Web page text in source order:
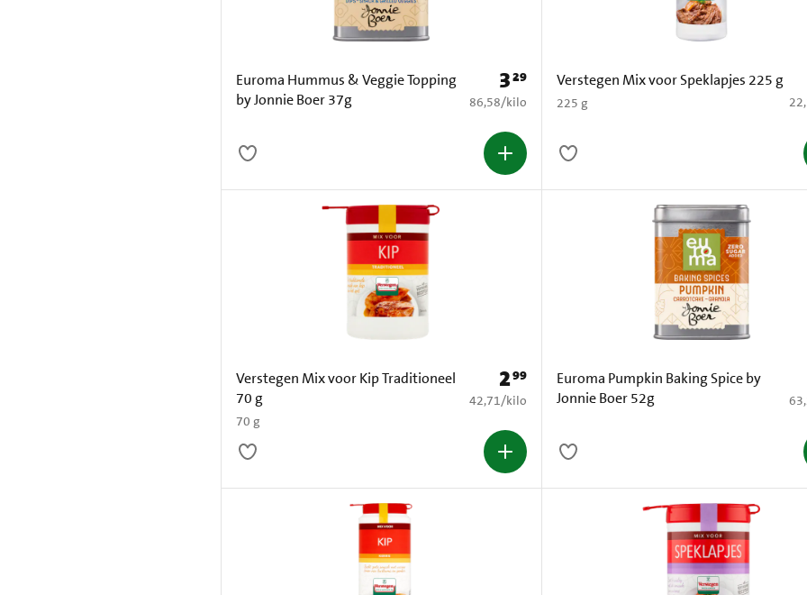
Euroma Hummus & Veggie Topping
by Jonnie Boer 37g
Prijs: € 3,29
329
€ 86,58 per kilo
86,58/kilo
Verstegen Mix voor Speklapjes 225 g
225 g
€
Verstegen Mix voor Kip Traditioneel
70 g
70 g
Prijs: € 2,99
299
€ 42,71 per kilo
42,71/kilo
Euroma Pumpkin Baking Spice by
Jonnie Boer 52g
€